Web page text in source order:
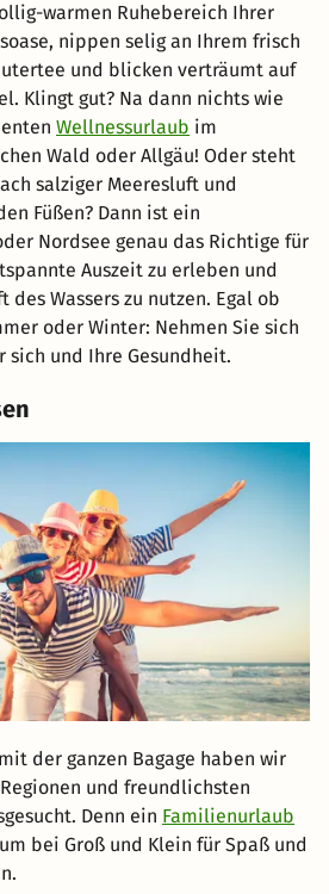
warmen Ruhebereich Ihrer
nippen selig an Ihrem frisch
und blicken verträumt auf
Klingt gut? Na dann nichts wie
Wellnessurlaub im
Wald oder Allgäu! Oder steht
salziger Meeresluft und
Füßen? Dann ist ein
Nordsee genau das Richtige für
Auszeit zu erleben und
Wassers zu nutzen. Egal ob
oder Winter: Nehmen Sie sich
sich und Ihre Gesundheit.
der ganzen Bagage haben wir
und freundlichsten
Denn ein Familienurlaub
bei Groß und Klein für Spaß und